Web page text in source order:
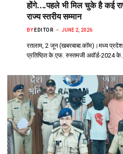
होंगे….पहले भी मिल चुके है कई
राज्य स्तरीय सम्मान
BY EDITOR JUNE 2, 2026
रतलाम, 2 जून (खबरबाबा.कॉम)।मध्य
प्रतिष्ठित के.एफ. रुस्तमजी अवॉर्ड-2024